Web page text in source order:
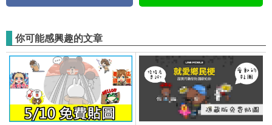
你可能感興趣的文章